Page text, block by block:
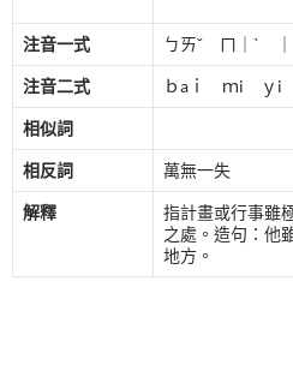
注音一式 ㄅㄞˇ ㄇ｜ˋ
注音二式 ｂaｉ ｍi ｙi
相似詞
相反詞 萬無一失
解釋
指計畫或行事雖
之處。造句：他
地方。